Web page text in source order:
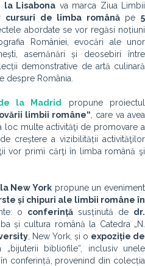
la Lisabona va marca Ziua Limbii
cursuri de limba românăpe5
abordate se vor regăsi noțiuni
României, evocări ale unor
asemănări și deosebiri între
demonstrative de artă culinară
despre România.
la Madrid
propune proiectul
limbii române“ , care va avea
loc multe activităţi de promovare a
creștere a vizibilității activităţilor
vor primi cărţi în limba română şi
New York propune un eveniment
și chipuri ale limbii române în
o conferință susținută de dr.
și cultura română la Catedra „N.
, New York, și o expoziție de
„bijuterii bibliofile“, inclusiv unele
conferință, provenind din colecția